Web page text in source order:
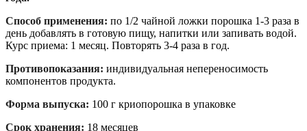
Способ применения: по 1/2 чайной ложки порошка 1-3 раза в
день добавлять в готовую пищу, напитки или запивать водой.
Курс приема: 1 месяц. Повторять 3-4 раза в год.
Противопоказания: индивидуальная непереносимость
компонентов продукта.
Форма выпуска: 100 г криопорошка в упаковке
Срок хранения: 18 месяцев